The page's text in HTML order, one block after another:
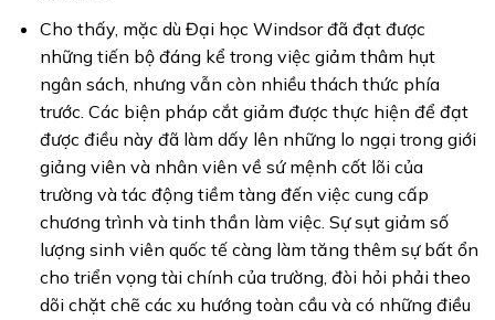
Cho thấy, mặc dù Đại học Windsor đã đạt được
những tiến bộ đáng kể trong việc giảm thâm hụt
ngân sách, nhưng vẫn còn nhiều thách thức phía
trước. Các biện pháp cắt giảm được thực hiện để đạt
được điều này đã làm dấy lên những lo ngại trong giới
giảng viên và nhân viên về sứ mệnh cốt lõi của
trường và tác động tiềm tàng đến việc cung cấp
chương trình và tinh thần làm việc. Sự sụt giảm số
lượng sinh viên quốc tế càng làm tăng thêm sự bất ổn
cho triển vọng tài chính của trường, đòi hỏi phải theo
dõi chặt chẽ các xu hướng toàn cầu và có những điều